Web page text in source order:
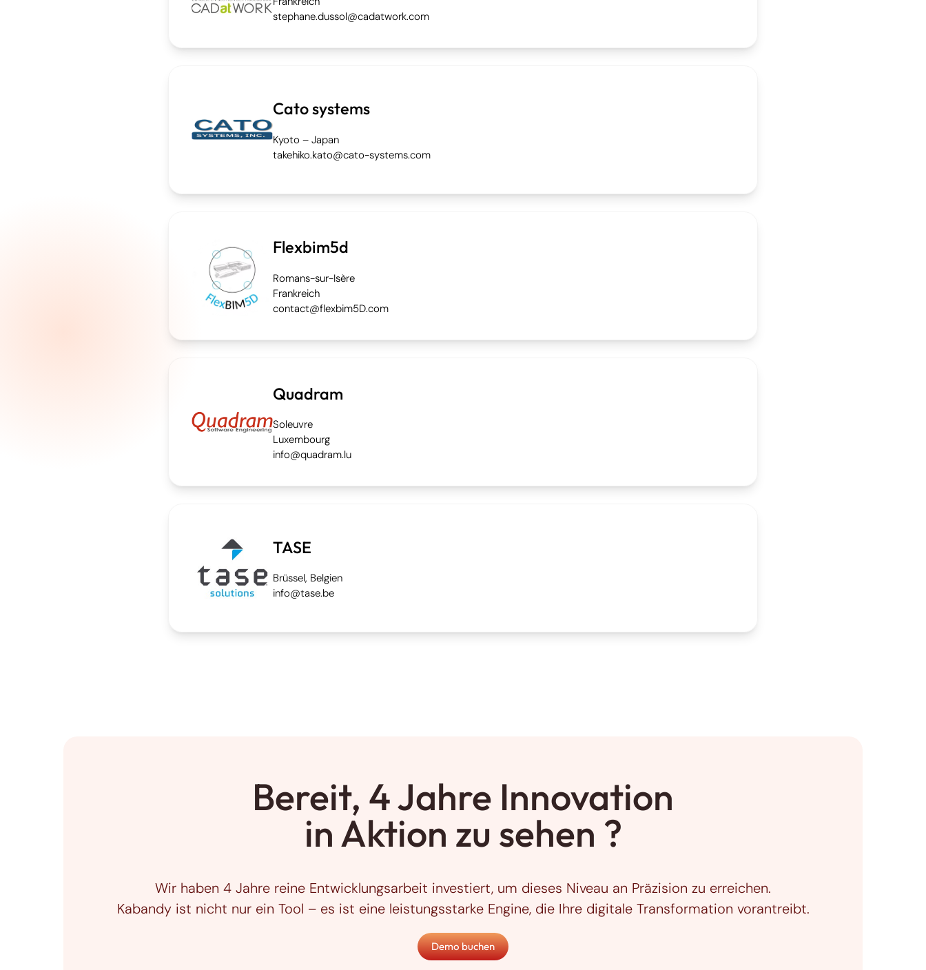
stephane.dussol@cadatwork.com
Cato systems
Kyoto – Japan
takehiko.kato@cato-systems.com
Flexbim5d
Romans-sur-Isère
Frankreich
contact@flexbim5D.com
Quadram
Soleuvre
Luxembourg
info@quadram.lu
TASE
Brüssel, Belgien
info@tase.be
Bereit, 4 Jahre Innovation
in Aktion zu sehen ?
Wir haben 4 Jahre reine Entwicklungsarbeit investiert, um dieses Niveau an Präzision zu erreichen.
Kabandy ist nicht nur ein Tool – es ist eine leistungsstarke Engine, die Ihre digitale Transformation vorantreibt.
Demo buchen